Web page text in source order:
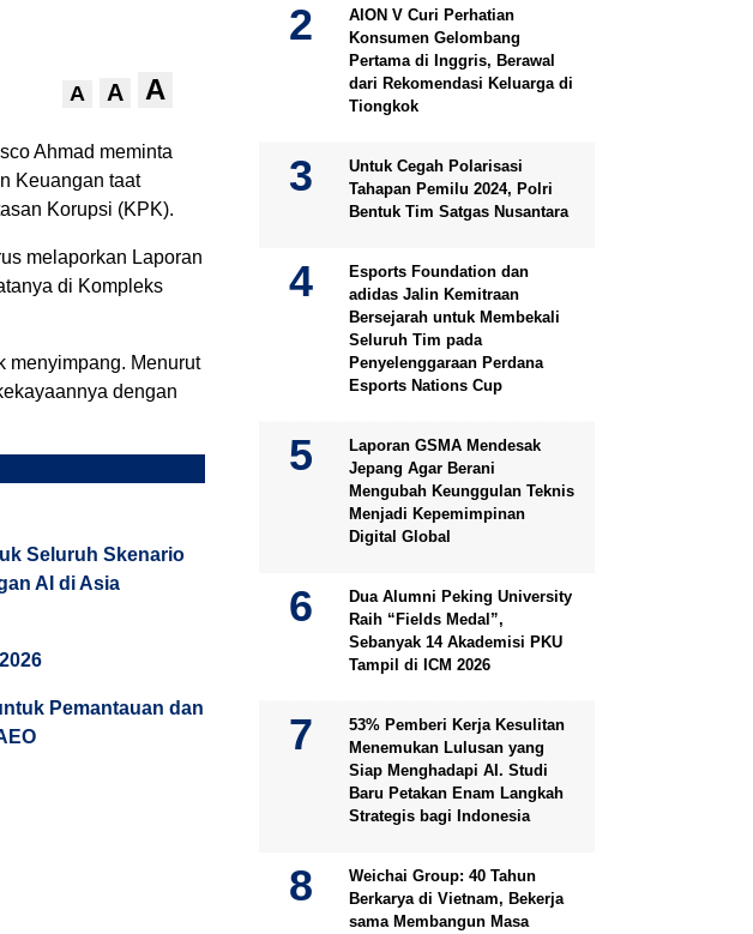
A A A
Ahmad meminta
Keuangan taat
Korupsi (KPK).
melaporkan Laporan
di Kompleks
menyimpang. Menurut
dengan
Seluruh Skenario
AI di Asia
Pemantauan dan
AION V Curi Perhatian
Konsumen Gelombang
Pertama di Inggris, Berawal
dari Rekomendasi Keluarga di
Tiongkok
Untuk Cegah Polarisasi
Tahapan Pemilu 2024, Polri
Bentuk Tim Satgas Nusantara
Esports Foundation dan
adidas Jalin Kemitraan
Bersejarah untuk Membekali
Seluruh Tim pada
Penyelenggaraan Perdana
Esports Nations Cup
Laporan GSMA Mendesak
Jepang Agar Berani
Mengubah Keunggulan Teknis
Menjadi Kepemimpinan
Digital Global
Dua Alumni Peking University
Raih “Fields Medal”,
Sebanyak 14 Akademisi PKU
Tampil di ICM 2026
53% Pemberi Kerja Kesulitan
Menemukan Lulusan yang
Siap Menghadapi AI. Studi
Baru Petakan Enam Langkah
Strategis bagi Indonesia
Weichai Group: 40 Tahun
Berkarya di Vietnam, Bekerja
sama Membangun Masa